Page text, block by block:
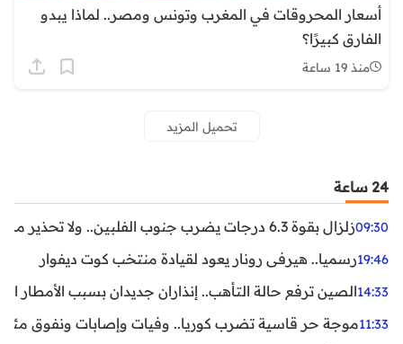
أسعار المحروقات في المغرب وتونس ومصر.. لماذا يبدو
الفارق كبيرًا؟
منذ 19 ساعة
تحميل المزيد
24 ساعة
09:30زلزال بقوة 6.3 درجات يضرب جنوب الفلبين.. ولا تحذير من تسونامي حتى الآن
19:46رسميا.. هيرفي رونار يعود لقيادة منتخب كوت ديفوار
14:33الصين ترفع حالة التأهب.. إنذاران جديدان بسبب الأمطار
11:33موجة حر قاسية تضرب كوريا.. وفيات وإصابات ونفوق مئات